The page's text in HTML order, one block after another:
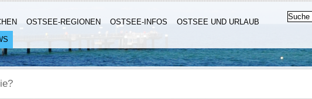
OSTSEE-REGIONEN OSTSEE-INFOS
OSTSEE UND URLAUB